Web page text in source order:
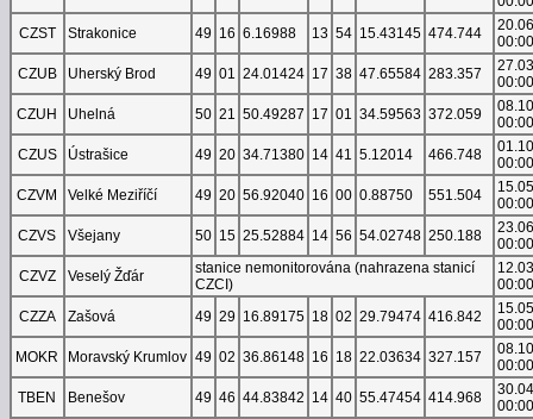
CZST
Strakonice 49 16 6.16988 13 54 15.43145 474.744
00:00
CZUB
Uherský Brod 49 01 24.01424 17 38 47.65584 283.357
00:00
CZUH
Uhelná 50 21 50.49287 17 01 34.59563 372.059
00:00
CZUS
Ústrašice 49 20 34.71380 14 41 5.12014 466.748
00:00
CZVM
Velké Meziříčí 49 20 56.92040 16 00 0.88750 551.504
00:00
CZVS
Všejany 50 15 25.52884 14 56 54.02748 250.188
00:00
CZVZ
Veselý Žďár
stanice nemonitorována (nahrazena stanicí
CZCI)
00:00
CZZA
Zašová 49 29 16.89175 18 02 29.79474 416.842
00:00
MOKR
Moravský Krumlov 49 02 36.86148 16 18 22.03634 327.157
00:00
TBEN
Benešov 49 46 44.83842 14 40 55.47454 414.968
00:00